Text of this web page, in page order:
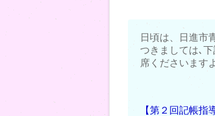
日頃は、日進市
つきましては､
席くださいます
【第２回記帳指